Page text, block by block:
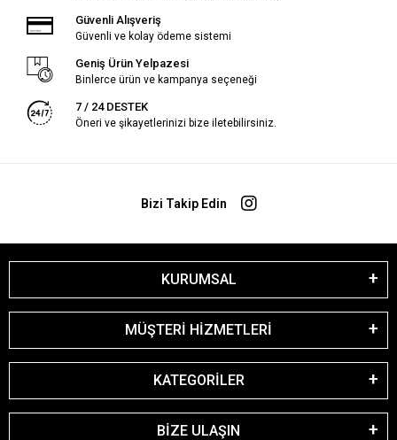
Güvenli Alışveriş
Güvenli ve kolay ödeme sistemi
Geniş Ürün Yelpazesi
Binlerce ürün ve kampanya seçeneği
7 / 24 DESTEK
Öneri ve şikayetlerinizi bize iletebilirsiniz.
Bizi Takip Edin
KURUMSAL
MÜŞTERİ HİZMETLERİ
KATEGORİLER
BİZE ULAŞIN